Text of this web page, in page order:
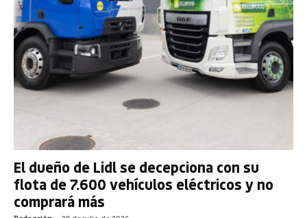
El dueño de Lidl se decepciona con su
flota de 7.600 vehículos eléctricos y no
comprará más